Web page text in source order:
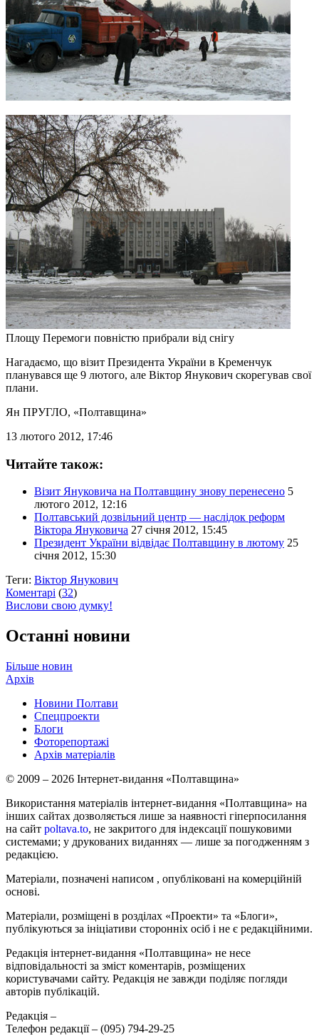
Площу Перемоги повністю прибрали від снігу
Нагадаємо, що візит Президента України в Кременчук
планувався ще 9 лютого, але Віктор Янукович скорегував свої
плани.
Ян ПРУГЛО, «Полтавщина»
13 лютого 2012, 17:46
Читайте також:
Візит Януковича на Полтавщину знову перенесено 5
лютого 2012, 12:16
Полтавський дозвільний центр — наслідок реформ
Віктора Януковича 27 січня 2012, 15:45
Президент України відвідає Полтавщину в лютому 25
січня 2012, 15:30
Теги: Віктор Янукович
Коментарі (32)
Вислови свою думку!
Останні новини
Більше новин
Архів
Новини Полтави
Спецпроекти
Блоги
Фоторепортажі
Архів матеріалів
© 2009 – 2026 Інтернет-видання «Полтавщина»
Використання матеріалів інтернет-видання «Полтавщина» на
інших сайтах дозволяється лише за наявності гіперпосилання
на сайт poltava.to, не закритого для індексації пошуковими
системами; у друкованих виданнях — лише за погодженням з
редакцією.
Матеріали, позначені написом , опубліковані на комерційній
основі.
Матеріали, розміщені в розділах «Проекти» та «Блоги»,
публікуються за ініціативи сторонніх осіб і не є редакційними.
Редакція інтернет-видання «Полтавщина» не несе
відповідальності за зміст коментарів, розміщених
користувачами сайту. Редакція не завжди поділяє погляди
авторів публікацій.
Редакція –
Телефон редакції – (095) 794-29-25